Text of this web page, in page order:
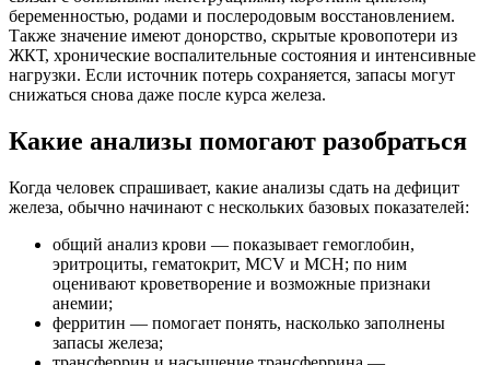
беременностью, родами и послеродовым восстановлением.
Также значение имеют донорство, скрытые кровопотери из
ЖКТ, хронические воспалительные состояния и интенсивные
нагрузки. Если источник потерь сохраняется, запасы могут
снижаться снова даже после курса железа.
Какие анализы помогают разобраться
Когда человек спрашивает, какие анализы сдать на дефицит
железа, обычно начинают с нескольких базовых показателей:
общий анализ крови — показывает гемоглобин,
эритроциты, гематокрит, MCV и MCH; по ним
оценивают кроветворение и возможные признаки
анемии;
ферритин — помогает понять, насколько заполнены
запасы железа;